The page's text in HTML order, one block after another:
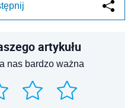
artykułu
nas bardzo ważna